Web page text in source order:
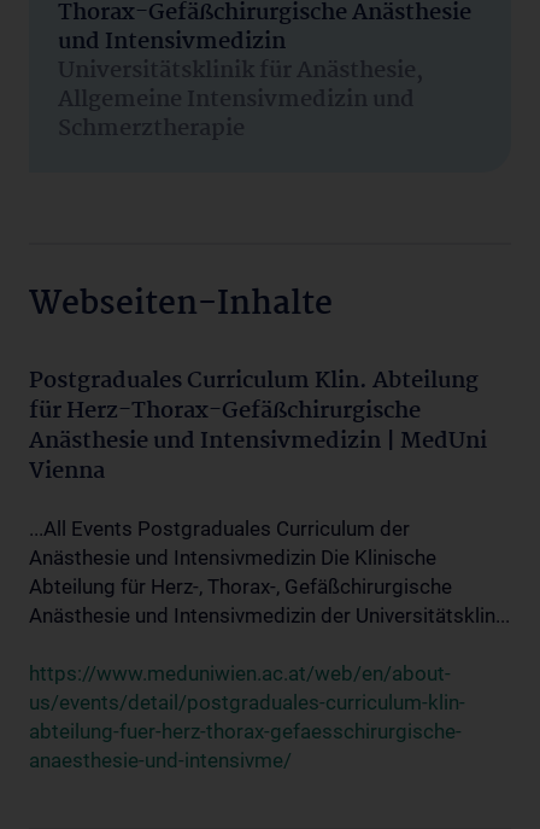
Thorax-Gefäßchirurgische Anästhesie
und Intensivmedizin
Universitätsklinik für Anästhesie,
Allgemeine Intensivmedizin und
Schmerztherapie
Webseiten-Inhalte
Postgraduales Curriculum Klin. Abteilung
für Herz-Thorax-Gefäßchirurgische
Anästhesie und Intensivmedizin | MedUni
Vienna
...All Events Postgraduales Curriculum der
Anästhesie und Intensivmedizin Die Klinische
Abteilung für Herz-, Thorax-, Gefäßchirurgische
Anästhesie und Intensivmedizin der Universitätsklin...
https://www.meduniwien.ac.at/web/en/about-
us/events/detail/postgraduales-curriculum-klin-
abteilung-fuer-herz-thorax-gefaesschirurgische-
anaesthesie-und-intensivme/